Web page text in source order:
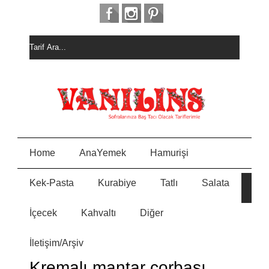
Home AnaYemek Hamurişi
Kek-Pasta Kurabiye Tatlı Salata
İçecek Kahvaltı Diğer
İletişim/Arşiv